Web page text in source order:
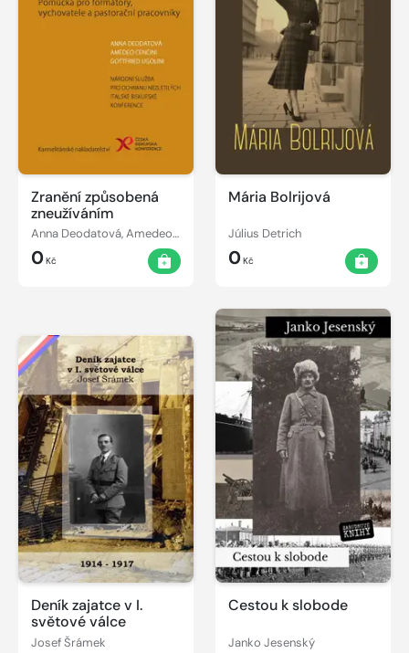
Zranění způsobená
zneužíváním
Anna Deodatová, Amedeo Cencini, Gottfried Ugolini
0Kč
Mária Bolrijová
Július Detrich
0Kč
Deník zajatce v I.
světové válce
Josef Šrámek
Cestou k slobode
Janko Jesenský